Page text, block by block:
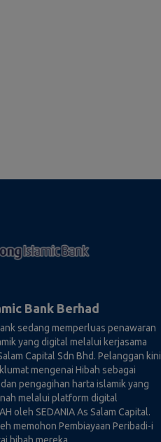
Notis Perlindungan Data
perubahan atau
mengenai individu
perkhidmatan, rakan
atau enakmen yang
Web”), anda
dengan pemprosesan Data
kepada anda dari
Perkhidmatan ini
dan Pembiayaan Al-
dan /atau meminda
kepada anda. Kami
Web atau cara lain yang
ada terdapat pindaan
Bank Berhad
sedang memperluas penawaran
yang digital melalui kerjasama
Capital Sdn Bhd. Pelanggan kini
mengenai Hibah sebagai
pengagihan harta islamik yang
melalui platform digital
oleh SEDANIA As Salam Capital.
memohon Pembiayaan Peribadi-i